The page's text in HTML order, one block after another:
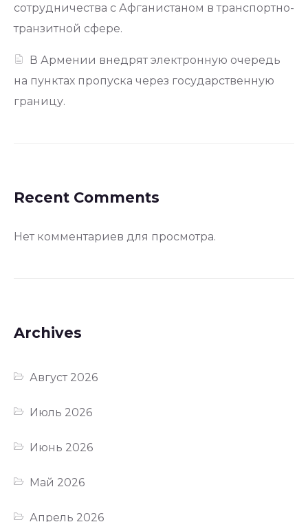
сотрудничества с Афганистаном в транспортно-
транзитной сфере.
В Армении внедрят электронную очередь
на пунктах пропуска через государственную
границу.
Recent Comments
Нет комментариев для просмотра.
Archives
Август 2026
Июль 2026
Июнь 2026
Май 2026
Апрель 2026